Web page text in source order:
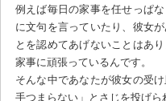
例えば毎日の家事を任せっぱ
に文句を言っていたり、彼女
とを認めてあげないことはあ
家事に頑張っているんです。
そんな中であなたが彼女の受
手つまらない」とさじを投げら